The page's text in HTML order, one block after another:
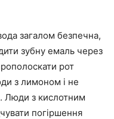
загалом безпечна,
зубну емаль через
рот
з лимоном і не
Люди з кислотним
погіршення